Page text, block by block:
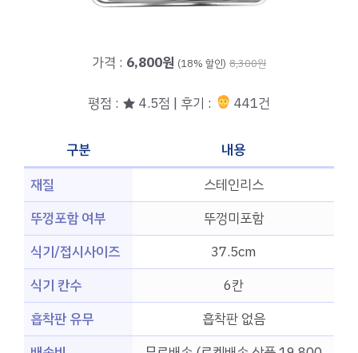
가격 : 6,800원 (18% 할인) 8,300원
평점 : ★ 4.5점 | 후기 : 441건
구분
내용
재질
스테인리스
뚜껑포함 여부
뚜껑미포함
식기/접시사이즈
37.5cm
식기 칸수
6칸
흡착판 유무
흡착판 없음